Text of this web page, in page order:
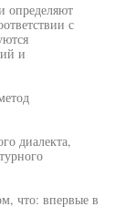
определяют
с
и
диалекта,
что: впервые в